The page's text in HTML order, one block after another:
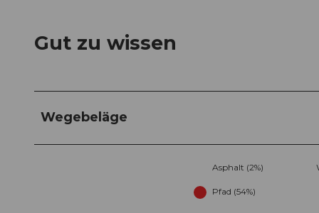
Gut zu wissen
Wegebeläge
Asphalt (2%)
Pfad (54%)